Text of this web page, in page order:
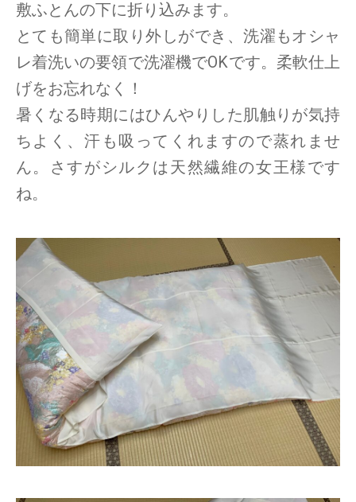
敷ふとんの下に折り込みます。
とても簡単に取り外しができ、洗濯もオシャ
レ着洗いの要領で洗濯機でOKです。柔軟仕上
げをお忘れなく！
暑くなる時期にはひんやりした肌触りが気持
ちよく、汗も吸ってくれますので蒸れませ
ん。さすがシルクは天然繊維の女王様です
ね。